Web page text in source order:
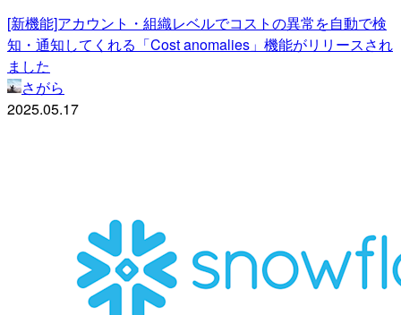
[新機能]アカウント・組織レベルでコストの異常を自動で検
知・通知してくれる「Cost anomalies」機能がリリースされ
ました
さがら
2025.05.17